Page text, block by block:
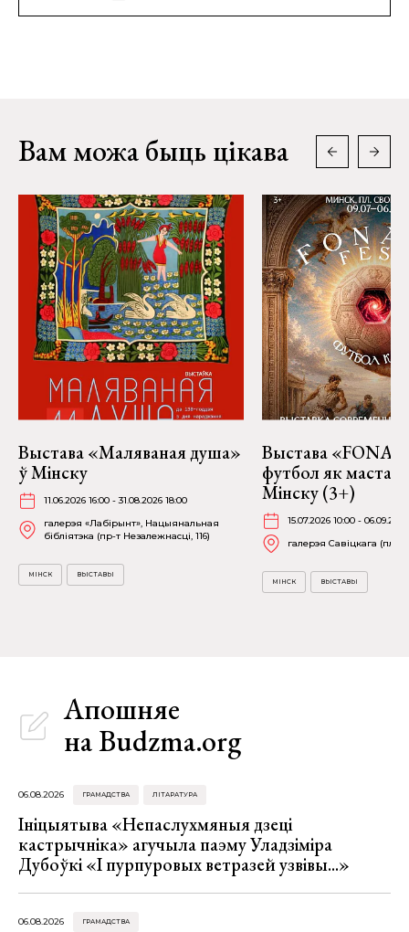
Вам можа быць цікава
Выстава «Маляваная душа»
ў Мінску
11.06.2026 16:00 - 31.08.2026 18:00
галерэя «Лабірынт», Нацыянальная
бібліятэка (пр-т Незалежнасці, 116)
МІНСК ВЫСТАВЫ
Выстава
футбол як
Мінску (3+)
15.07.2026 10:00 -
галерэя Савіцкага (пл.
МІНСК ВЫСТАВЫ
Апошняе
на Budzma.org
06.08.2026 ГРАМАДСТВА ЛІТАРАТУРА
Ініцыятыва «Непаслухмяныя дзеці
кастрычніка» агучыла паэму Уладзіміра
Дубоўкі «І пурпуровых ветразей узвівы...»
06.08.2026 ГРАМАДСТВА